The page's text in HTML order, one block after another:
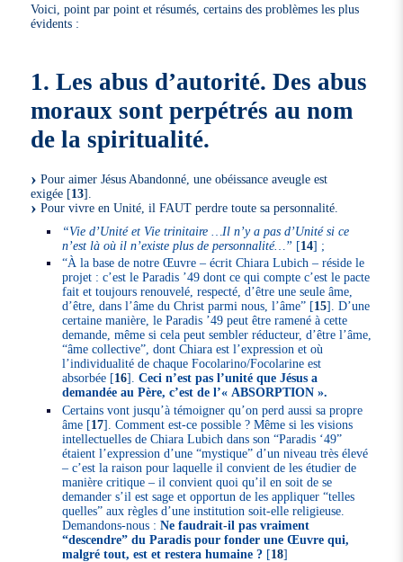
Voici, point par point et résumés, certains des problèmes les plus
évidents :
1. Les abus d’autorité. Des abus
moraux sont perpétrés au nom
de la spiritualité.
Pour aimer Jésus Abandonné, une obéissance aveugle est
exigée [13]
Pour vivre en Unité, il FAUT perdre toute sa personnalité.
“Vie d’Unité et Vie trinitaire …Il n’y a pas d’Unité si ce
n’est là où il n’existe plus de personnalité…” [14] ;
“À la base de notre Œuvre – écrit Chiara Lubich – réside le
projet : c’est le Paradis ’49 dont ce qui compte c’est le pacte
fait et toujours renouvelé, respecté, d’être une seule âme,
d’être, dans l’âme du Christ parmi nous, l’âme” [15] . D’une
certaine manière, le Paradis ’49 peut être ramené à cette
demande, même si cela peut sembler réducteur, d’être l’âme,
“âme collective”, dont Chiara est l’expression et où
l’individualité de chaque Focolarino/Focolarine est
absorbée [16] .Ceci n’est pas l’unité que Jésus a
demandée au Père, c’est de l’« ABSORPTION ».
Certains vont jusqu’à témoigner qu’on perd aussi sa propre
âme [17] . Comment est-ce possible ? Même si les visions
intellectuelles de Chiara Lubich dans son “Paradis ‘49”
étaient l’expression d’une “mystique” d’un niveau très élevé
– c’est la raison pour laquelle il convient de les étudier de
manière critique – il convient quoi qu’il en soit de se
demander s’il est sage et opportun de les appliquer “telles
quelles” aux règles d’une institution soit-elle religieuse.
Demandons-nous :Ne faudrait-il pas vraiment
“descendre” du Paradis pour fonder une Œuvre qui,
malgré tout, est et restera humaine ? [18]